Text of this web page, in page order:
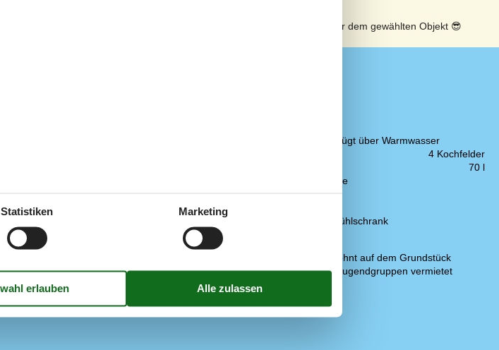
Sonnenstand über dem gewählten Objekt 😎
Golfplatz
19,6 km
10 m
Markierter Wanderweg 5-10 km
300 m
Minigolf
12,4 km
Schwimmbad
12,3 km
Die Küche verfügt über Warmwasser
4 Kochfelder
70 l
Kaffeemaschine
Zusätzlicher Kühlschrank
Eigentümer wohnt auf dem Grundstück
Wird nicht an Jugendgruppen vermietet
Statistiken Marketing